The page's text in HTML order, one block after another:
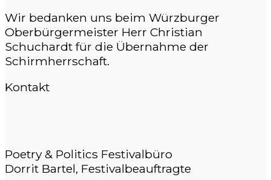
Wir bedanken uns beim Würzburger
Oberbürgermeister Herr Christian
Schuchardt für die Übernahme der
Schirmherrschaft.
Kontakt
Poetry & Politics Festivalbüro
Dorrit Bartel, Festivalbeauftragte